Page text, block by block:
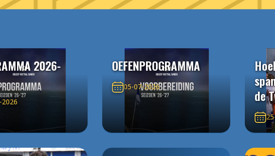
2026-
OEFENPROGRAMMA
05-07-2026
de